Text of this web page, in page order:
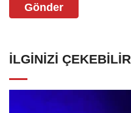
Gönder
İLGINIZI ÇEKEBILIR